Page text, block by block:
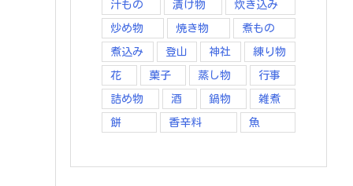
汁もの 漬け物 炊き込み
炒め物 焼き物 煮もの
煮込み 登山 神社 練り物
花 菓子 蒸し物 行事
詰め物 酒 鍋物 雑煮
餅 香辛料 魚